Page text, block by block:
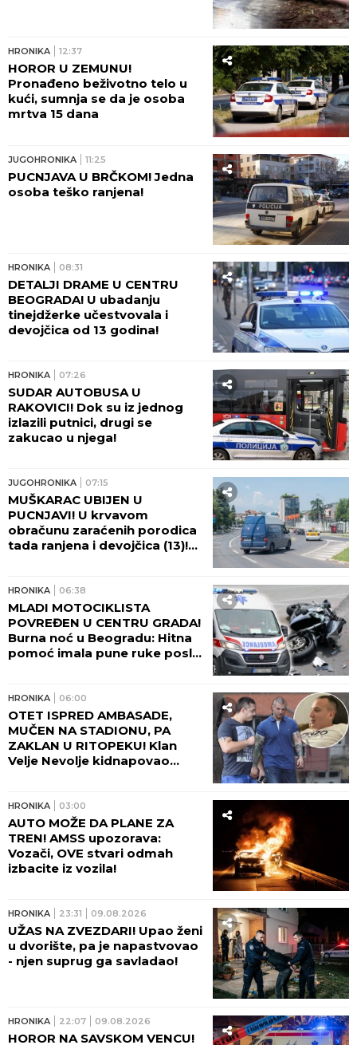
HRONIKA 12:37
HOROR U ZEMUNU!
Pronađeno beživotno telo u
kući, sumnja se da je osoba
mrtva 15 dana
JUGOHRONIKA 11:25
PUCNJAVA U BRČKOM! Jedna
osoba teško ranjena!
HRONIKA 08:31
DETALJI DRAME U CENTRU
BEOGRADA! U ubadanju
tinejdžerke učestvovala i
devojčica od 13 godina!
HRONIKA 07:26
SUDAR AUTOBUSA U
RAKOVICI! Dok su iz jednog
izlazili putnici, drugi se
zakucao u njega!
JUGOHRONIKA 07:15
MUŠKARAC UBIJEN U
PUCNJAVI! U krvavom
obračunu zaraćenih porodica
tada ranjena i devojčica (13)!
HRONIKA 06:38
MLADI MOTOCIKLISTA
POVREĐEN U CENTRU GRADA!
Burna noć u Beogradu: Hitna
pomoć imala pune ruke posla
HRONIKA 06:00
OTET ISPRED AMBASADE,
MUČEN NA STADIONU, PA
ZAKLAN U RITOPEKU! Klan
Velje Nevolje kidnapovao
"ZEMUNCI" NISU RADILI!
HRONIKA 03:00
AUTO MOŽE DA PLANE ZA
TREN! AMSS upozorava:
Vozači, OVE stvari odmah
izbacite iz vozila!
HRONIKA 23:31 09.08.2026
UŽAS NA ZVEZDARI! Upao ženi
u dvorište, pa je napastvovao
- njen suprug ga savladao!
HRONIKA 22:07 09.08.2026
HOROR NA SAVSKOM VENCU!